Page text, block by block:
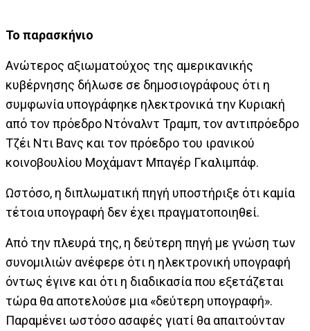
Το παρασκήνιο
Ανώτερος αξιωματούχος της αμερικανικής
κυβέρνησης δήλωσε σε δημοσιογράφους ότι η
συμφωνία υπογράφηκε ηλεκτρονικά την Κυριακή
από τον πρόεδρο Ντόναλντ Τραμπ, τον αντιπρόεδρο
Τζέι Ντι Βανς και τον πρόεδρο του ιρανικού
κοινοβουλίου Μοχάμαντ Μπαγέρ Γκαλιμπάφ.
Ωστόσο, η διπλωματική πηγή υποστήριξε ότι καμία
τέτοια υπογραφή δεν έχει πραγματοποιηθεί.
Από την πλευρά της, η δεύτερη πηγή με γνώση των
συνομιλιών ανέφερε ότι η ηλεκτρονική υπογραφή
όντως έγινε και ότι η διαδικασία που εξετάζεται
τώρα θα αποτελούσε μια «δεύτερη υπογραφή».
Παραμένει ωστόσο ασαφές γιατί θα απαιτούνταν